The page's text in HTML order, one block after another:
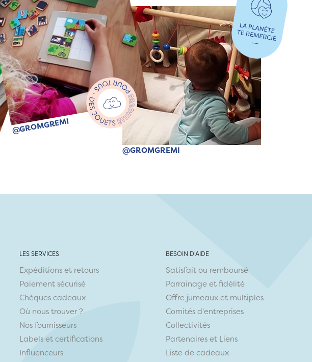
@GROMGREMI
@GROMGREMI
LES SERVICES
Expéditions et retours
Paiement sécurisé
Chèques cadeaux
Où nous trouver ?
Nos fournisseurs
Labels et certifications
Influenceurs
BESOIN D'AIDE
Satisfait ou remboursé
Parrainage et fidélité
Offre jumeaux et multiples
Comités d'entreprises
Collectivités
Partenaireset Liens
Liste de cadeaux